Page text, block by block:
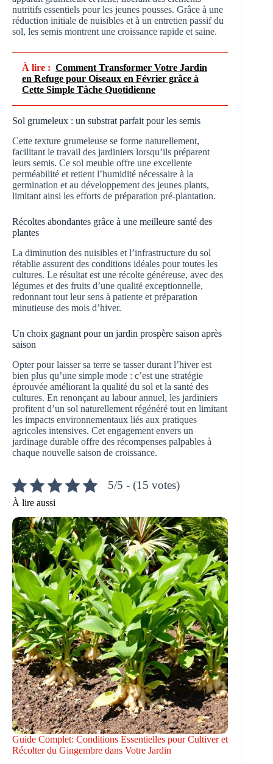
nutritifs essentiels pour les jeunes pousses. Grâce à une
réduction initiale de nuisibles et à un entretien passif du
sol, les semis montrent une croissance rapide et saine.
À lire : Comment Transformer Votre Jardin
en Refuge pour Oiseaux en Février grâce à
Cette Simple Tâche Quotidienne
Sol grumeleux : un substrat parfait pour les semis
Cette texture grumeleuse se forme naturellement,
facilitant le travail des jardiniers lorsqu’ils préparent
leurs semis. Ce sol meuble offre une excellente
perméabilité et retient l’humidité nécessaire à la
germination et au développement des jeunes plants,
limitant ainsi les efforts de préparation pré-plantation.
Récoltes abondantes grâce à une meilleure santé des
plantes
La diminution des nuisibles et l’infrastructure du sol
rétablie assurent des conditions idéales pour toutes les
cultures. Le résultat est une récolte généreuse, avec des
légumes et des fruits d’une qualité exceptionnelle,
redonnant tout leur sens à patiente et préparation
minutieuse des mois d’hiver.
Un choix gagnant pour un jardin prospère saison après
saison
Opter pour laisser sa terre se tasser durant l’hiver est
bien plus qu’une simple mode : c’est une stratégie
éprouvée améliorant la qualité du sol et la santé des
cultures. En renonçant au labour annuel, les jardiniers
profitent d’un sol naturellement régénéré tout en limitant
les impacts environnementaux liés aux pratiques
agricoles intensives. Cet engagement envers un
jardinage durable offre des récompenses palpables à
chaque nouvelle saison de croissance.
5/5 - (15 votes)
À lire aussi
Guide Complet: Conditions Essentielles pour Cultiver et
Récolter du Gingembre dans Votre Jardin